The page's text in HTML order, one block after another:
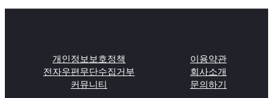
개인정보보호정책
이용약관
전자우편무단수집거부
회사소개
커뮤니티
문의하기